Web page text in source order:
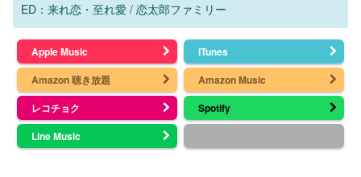
ED：来れ恋・至れ愛 / 恋太郎ファミリー
Apple Music
iTunes
Amazon 聴き放題
Amazon Music
レコチョク
Spotify
Line Music